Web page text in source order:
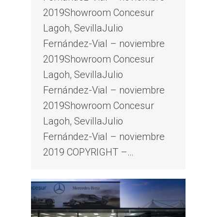
2019Showroom Concesur
Lagoh, SevillaJulio
Fernández-Vial – noviembre
2019Showroom Concesur
Lagoh, SevillaJulio
Fernández-Vial – noviembre
2019Showroom Concesur
Lagoh, SevillaJulio
Fernández-Vial – noviembre
2019 COPYRIGHT –…